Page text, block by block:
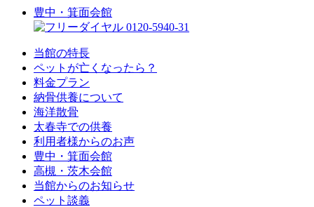
豊中・箕面会館
0120-5940-31
当館の特長
ペットが亡くなったら？
料金プラン
納骨供養について
海洋散骨
太春寺での供養
利用者様からのお声
豊中・箕面会館
高槻・茨木会館
当館からのお知らせ
ペット談義